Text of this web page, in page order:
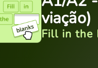
viação)
Fill in the